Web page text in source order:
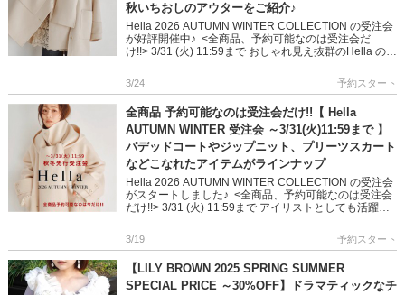
秋いちおしのアウターをご紹介♪
Hella 2026 AUTUMN WINTER COLLECTION の受注会
が好評開催中♪ <全商品、予約可能なのは受注会だ
け!!> 3/31 (火) 11:59まで おしゃれ見え抜群のHella の秋
3/24 予約スタート
全商品 予約可能なのは受注会だけ!!【 Hella
AUTUMN WINTER 受注会 ～3/31(火)11:59まで 】
パデッドコートやジップニット、プリーツスカート
などこなれたアイテムがラインナップ
Hella 2026 AUTUMN WINTER COLLECTION の受注会
がスタートしました♪ <全商品、予約可能なのは受注会
だけ!!> 3/31 (火) 11:59まで アイリストとしても活躍す
3/19 予約スタート
【LILY BROWN 2025 SPRING SUMMER
SPECIAL PRICE ～30%OFF】ドラマティックなチ